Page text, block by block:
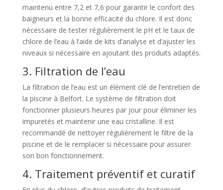
maintenu entre 7,2 et 7,6 pour garantir le confort des
baigneurs et la bonne efficacité du chlore. Il est donc
nécessaire de tester régulièrement le pH et le taux de
chlore de l’eau à l’aide de kits d’analyse et d’ajuster les
niveaux si nécessaire en ajoutant des produits adaptés.
3. Filtration de l’eau
La filtration de l’eau est un élément clé de l’entretien de
la piscine à Belfort. Le système de filtration doit
fonctionner plusieurs heures par jour pour éliminer les
impuretés et maintenir une eau cristalline. Il est
recommandé de nettoyer régulièrement le filtre de la
piscine et de le remplacer si nécessaire pour assurer
son bon fonctionnement.
4. Traitement préventif et curatif